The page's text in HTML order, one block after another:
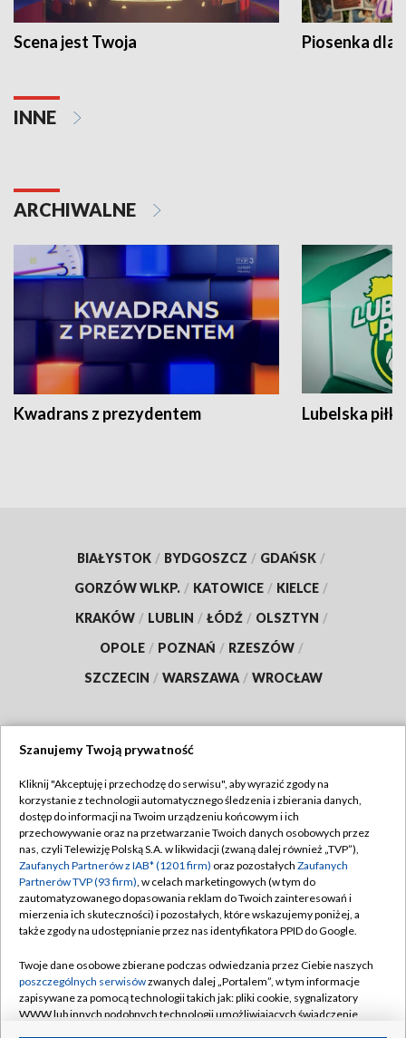
Scena jest Twoja Piosenka dla
INNE
ARCHIWALNE
Kwadrans z prezydentem Lubelska piłka
BIAŁYSTOK / BYDGOSZCZ / GDAŃSK /
GORZÓW WLKP. / KATOWICE / KIELCE /
KRAKÓW / LUBLIN / ŁÓDŹ / OLSZTYN /
OPOLE / POZNAŃ / RZESZÓW /
SZCZECIN / WARSZAWA / WROCŁAW
TVP
Abonament TVP
Emisja w TVP
Centrum informacji TVP
Naziemna Telewizja Cyfrowa
Rada Programowa
System NOS
Regulamin TVP
Polityka prywatności
Moje zgody
Pomoc
Kontakt
Szanujemy Twoją prywatność
Kliknij "Akceptuję i przechodzę do serwisu", aby wyrazić zgody na
korzystanie z technologii automatycznego śledzenia i zbierania danych,
dostęp do informacji na Twoim urządzeniu końcowym i ich
przechowywanie oraz na przetwarzanie Twoich danych osobowych przez
nas, czyli Telewizję Polską S.A. w likwidacji (zwaną dalej również „TVP”),
Zaufanych Partnerów z IAB* (1201 firm) oraz pozostałych Zaufanych
Partnerów TVP (93 firm), w celach marketingowych (w tym do
zautomatyzowanego dopasowania reklam do Twoich zainteresowań i
mierzenia ich skuteczności) i pozostałych, które wskazujemy poniżej, a
także zgody na udostępnianie przez nas identyfikatora PPID do Google.
Twoje dane osobowe zbierane podczas odwiedzania przez Ciebie naszych
poszczególnych serwisówzwanych dalej „Portalem”, w tym informacje
zapisywane za pomocą technologii takich jak: pliki cookie, sygnalizatory
WWW lub innych podobnych technologii umożliwiających świadczenie